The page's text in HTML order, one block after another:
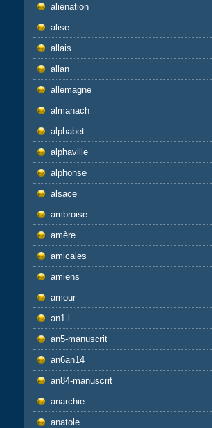
aliénation
alise
allais
allan
allemagne
almanach
alphabet
alphaville
alphonse
alsace
ambroise
amère
amicales
amiens
amour
an1-l
an5-manuscrit
an6an14
an84-manuscrit
anarchie
anatole